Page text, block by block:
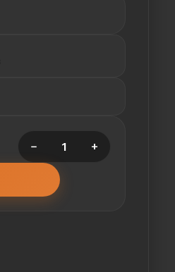
− +